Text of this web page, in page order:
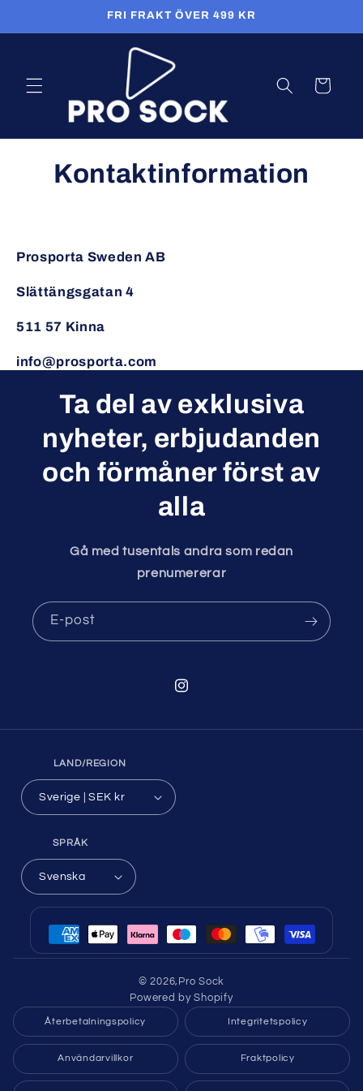
FRI FRAKT ÖVER 499 KR
Varukorg
Kontaktinformation
Prosporta Sweden AB
Slättängsgatan 4
511 57 Kinna
info@prosporta.com
Ta del av exklusiva
nyheter, erbjudanden
och förmåner först av
alla
Gå med tusentals andra som redan
prenumererar
E-post
Instagram
LAND/REGION
Sverige | SEK kr
SPRÅK
Svenska
Betalningsmetoder
© 2026, Pro Sock
Powered by Shopify
Återbetalningspolicy Integritetspolicy
Användarvillkor Fraktpolicy